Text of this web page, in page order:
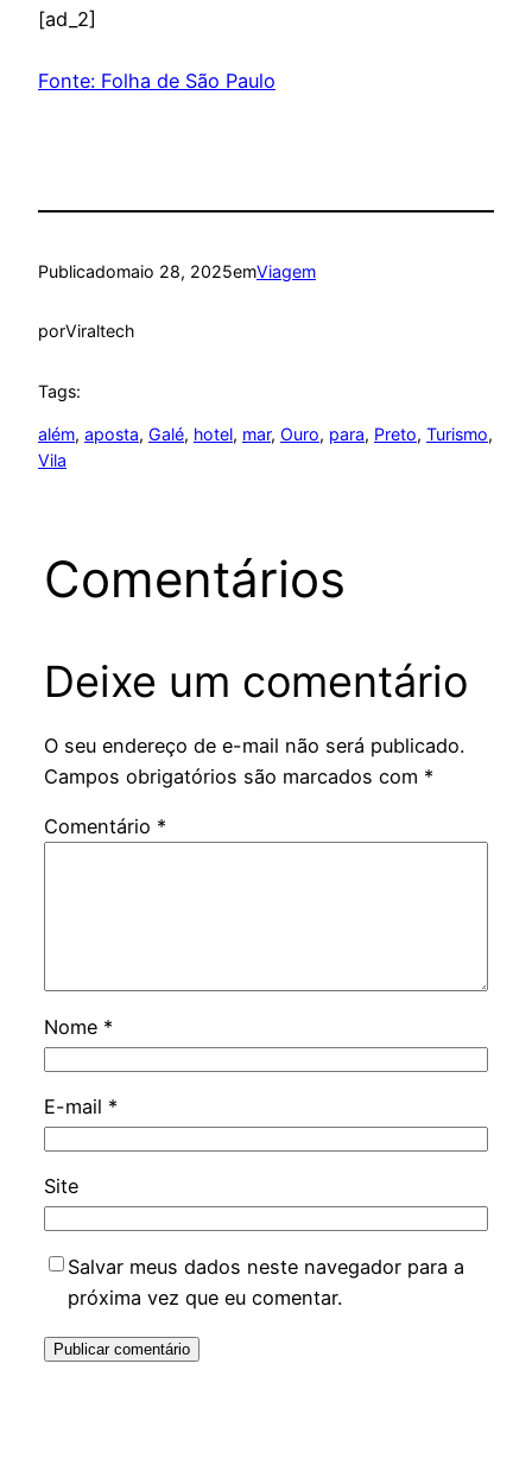
[ad_2]
Fonte: Folha de São Paulo
Publicadomaio 28, 2025emViagem
porViraltech
Tags:
além, aposta, Galé, hotel, mar, Ouro, para, Preto, Turismo
Vila
Comentários
Deixe um comentário
O seu endereço de e-mail não será publicado.
Campos obrigatórios são marcados com *
Comentário *
Nome *
E-mail *
Site
Salvar meus dados neste navegador para a
próxima vez que eu comentar.